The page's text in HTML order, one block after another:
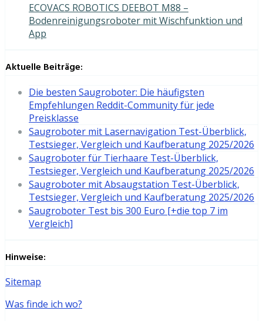
ECOVACS ROBOTICS DEEBOT M88 –
Bodenreinigungsroboter mit Wischfunktion und
App
Aktuelle Beiträge:
Die besten Saugroboter: Die häufigsten
Empfehlungen Reddit-Community für jede
Preisklasse
Saugroboter mit Lasernavigation Test-Überblick,
Testsieger, Vergleich und Kaufberatung 2025/2026
Saugroboter für Tierhaare Test-Überblick,
Testsieger, Vergleich und Kaufberatung 2025/2026
Saugroboter mit Absaugstation Test-Überblick,
Testsieger, Vergleich und Kaufberatung 2025/2026
Saugroboter Test bis 300 Euro [+die top 7 im
Vergleich]
Hinweise:
Sitemap
Was finde ich wo?